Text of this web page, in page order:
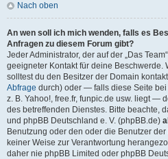
Nach oben
An wen soll ich mich wenden, falls es
Anfragen zu diesem Forum gibt?
Jeder Administrator, der auf der „Das
geeigneter Kontakt für deine Beschwerde.
solltest du den Besitzer der Domain
Abfrage durch) oder — falls diese Seite
z. B. Yahoo!, free.fr, funpic.de usw. liegt —
des betreffenden Dienstes. Bitte beachte,
und phpBB Deutschland e. V. (phpBB.de)
Benutzung oder den oder die Benutzer
keiner Weise zur Verantwortung
daher nie phpBB Limited oder phpBB